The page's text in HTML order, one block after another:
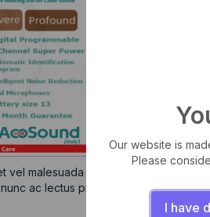
vel malesuada egestas, iaculis ut
ac lectus pretium, ut semper odio
Our website is
Please
I have